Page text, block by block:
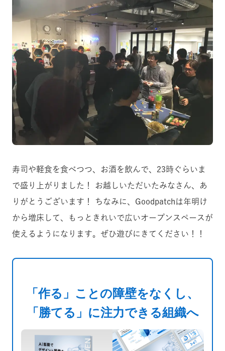
寿司や軽食を食べつつ、お酒を飲んで、23時ぐらいま
で盛り上がりました！ お越しいただいたみなさん、あ
りがとうございます！ ちなみに、Goodpatchは年明け
から増床して、もっときれいで広いオープンスペースが
使えるようになります。ぜひ遊びにきてください！！
「作る」ことの障壁をなくし、
「勝てる」に注力できる組織へ